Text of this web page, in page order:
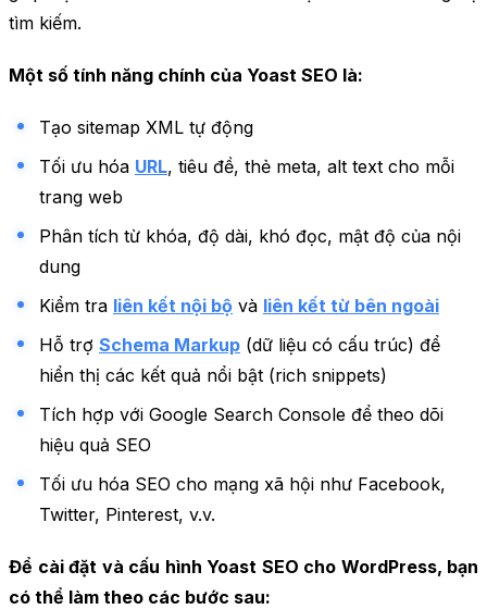
tìm kiếm.
Một số tính năng chính của Yoast SEO là:
Tạo sitemap XML tự động
Tối ưu hóa URL, tiêu đề, thẻ meta, alt text cho mỗi
trang web
Phân tích từ khóa, độ dài, khó đọc, mật độ của nội
dung
Kiểm tra liên kết nội bộ và liên kết từ bên ngoài
Hỗ trợ Schema Markup (dữ liệu có cấu trúc) để
hiển thị các kết quả nổi bật (rich snippets)
Tích hợp với Google Search Console để theo dõi
hiệu quả SEO
Tối ưu hóa SEO cho mạng xã hội như Facebook,
Twitter, Pinterest, v.v.
Để cài đặt và cấu hình Yoast SEO cho WordPress, bạn
có thể làm theo các bước sau: